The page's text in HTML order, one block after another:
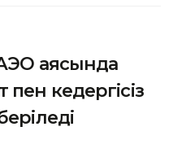
аясында
кедергісіз